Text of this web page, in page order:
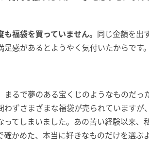
福袋を買っていません。 同じ金額を出
感があるとようやく気付いたからです。
まるで夢のある宝くじのようなものだっ
わずさまざまな福袋が売られていますが
ってしまいました。あの苦い経験以来、
かめた、本当に好きなものだけを選ぶ